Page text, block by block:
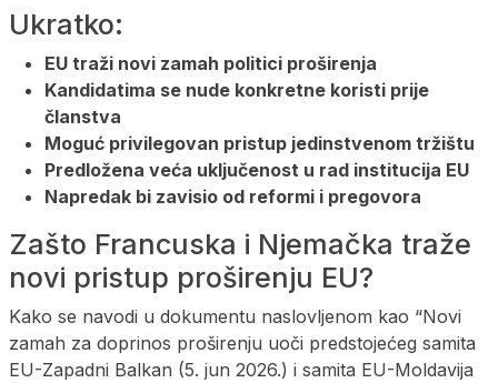
Ukratko:
EU traži novi zamah politici proširenja
Kandidatima se nude konkretne koristi prije
članstva
Moguć privilegovan pristup jedinstvenom tržištu
Predložena veća uključenost u rad institucija EU
Napredak bi zavisio od reformi i pregovora
Zašto Francuska i Njemačka traže
novi pristup proširenju EU?
Kako se navodi u dokumentu naslovljenom kao “Novi
zamah za doprinos proširenju uoči predstojećeg samita
EU-Zapadni Balkan (5. jun 2026.) i samita EU-Moldavija